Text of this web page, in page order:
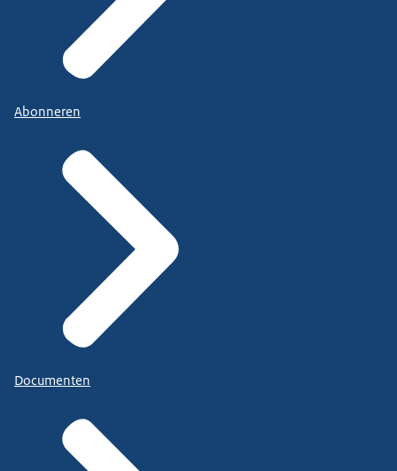
Abonneren
Documenten